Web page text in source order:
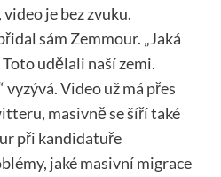
je bez zvuku.
sám Zemmour. „Jaká
udělali naší zemi.
vyzývá. Video už má přes
masivně se šíří také
při kandidatuře
jaké masivní migrace